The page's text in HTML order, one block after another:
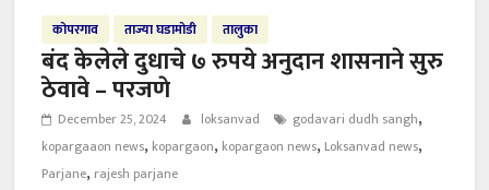
कोपरगाव ताज्या घडामोडी तालुका
बंद केलेले दुधाचे ७ रुपये अनुदान शासनाने सुरु
ठेवावे – परजणे
December 25, 2024 loksanvad godavari dudh sangh,
kopargaaon news, kopargaon, kopargaon news, Loksanvad news,
Parjane, rajesh parjane